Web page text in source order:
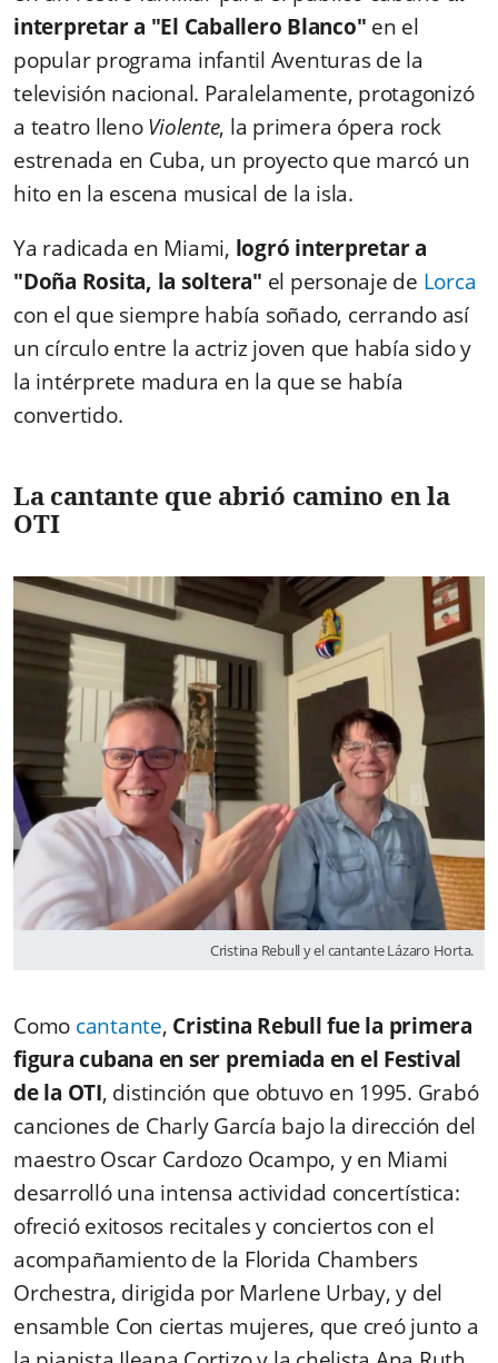
interpretar a "El Caballero Blanco" en el
popular programa infantil Aventuras de la
televisión nacional. Paralelamente, protagonizó
a teatro llenoViolente, la primera ópera rock
estrenada en Cuba, un proyecto que marcó un
hito en la escena musical de la isla.
Ya radicada en Miami, logró interpretar a
"Doña Rosita, la soltera" el personaje de Lorca
con el que siempre había soñado, cerrando así
un círculo entre la actriz joven que había sido y
la intérprete madura en la que se había
convertido.
La cantante que abrió camino en la
OTI
Cristina Rebull y el cantante Lázaro Horta.
Como cantante, Cristina Rebull fue la primera
figura cubana en ser premiada en el Festival
de la OTI, distinción que obtuvo en 1995. Grabó
canciones de Charly García bajo la dirección del
maestro Oscar Cardozo Ocampo, y en Miami
desarrolló una intensa actividad concertística:
ofreció exitosos recitales y conciertos con el
acompañamiento de la Florida Chambers
Orchestra, dirigida por Marlene Urbay, y del
ensamble Con ciertas mujeres, que creó junto a